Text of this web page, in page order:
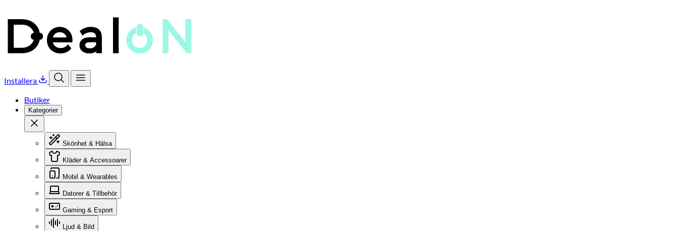
Installera
Öppna sökÖppna meny
Butiker
Kategorier
Stäng
Skönhet & Hälsa
Kläder & Accessoarer
Mobil & Wearables
Datorer & Tillbehör
Gaming & Esport
Ljud & Bild